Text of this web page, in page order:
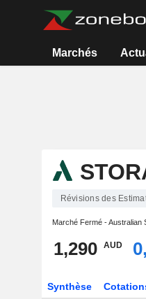
Marchés
Révisions des
Marché Fermé -Australian
1,290 AUD
Synthèse